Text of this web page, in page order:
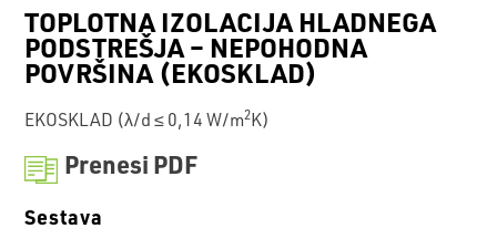
TOPLOTNA IZOLACIJA HLADNEGA
PODSTREŠJA – NEPOHODNA
POVRŠINA (EKOSKLAD)
EKOSKLAD (λ/d ≤ 0,14 W/m2K)
Prenesi PDF
Sestava